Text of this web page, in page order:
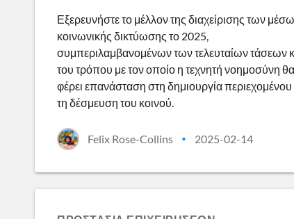
Εξερευνήστε το μέλλον της διαχείρισης των
κοινωνικής δικτύωσης το 2025,
συμπεριλαμβανομένων των τελευταίων τάσεων
του τρόπου με τον οποίο η τεχνητή νοημοσύνη θα
φέρει επανάσταση στη δημιουργία περιεχομένου
τη δέσμευση του κοινού.
Felix Rose-Collins • 2025-02-14